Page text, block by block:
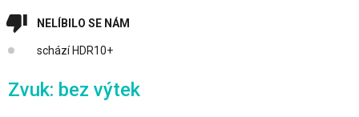
NELÍBILO SE NÁM
schází HDR10+
Zvuk: bez výtek